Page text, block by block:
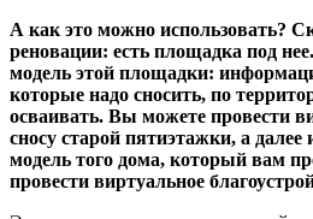
А как это можно использовать?
реновации: есть площадка под
модель этой площадки:
которые надо сносить, по
осваивать. Вы можете провести
сносу старой пятиэтажки, а далее
модель того дома, который вам
провести виртуальное